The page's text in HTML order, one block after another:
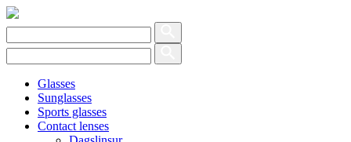
Glasses
Sunglasses
Sports glasses
Contact lenses